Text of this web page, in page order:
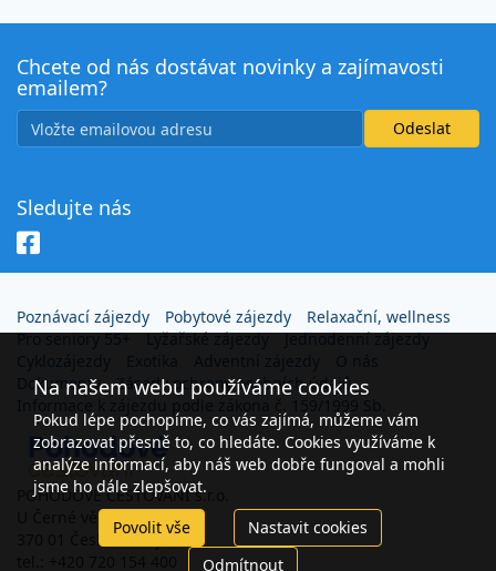
Chcete od nás dostávat novinky a zajímavosti
emailem?
Sledujte nás
Poznávací zájezdy Pobytové zájezdy
Relaxační, wellness
Pro seniory 55+
Lyžařské zájezdy
Jednodenní zájezdy
Dokumenty
Zásady ochrany osobních údajů
Informace k zájezdu podle zákona č. 159/1999 Sb.
POHODOVÉ CESTOVÁNÍ s.r.o.
U Černé věže 26
370 01 České Budějovice
Na našem webu používáme cookies
Pokud lépe pochopíme, co vás zajímá, můžeme vám
zobrazovat přesně to, co hledáte. Cookies využíváme k
analýze informací, aby náš web dobře fungoval a mohli
jsme ho dále zlepšovat.
Povolit vše
Nastavit cookies
Odmítnout